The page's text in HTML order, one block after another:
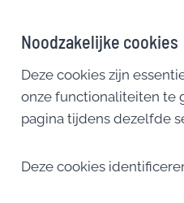
Noodzakelijke cookies
Deze cookies zijn
onze functionaliteiten te
pagina tijdens dezelfde
Deze cookies